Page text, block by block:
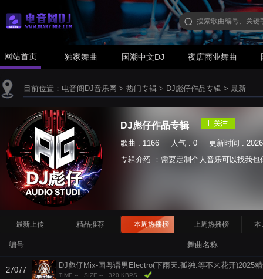
网站首页 独家舞曲 国潮中文DJ 夜店商业舞曲
目前位置： 电音阁DJ音乐网 > 热门专辑 > DJ彪仔作品专辑 > 最新
DJ彪仔作品专辑
歌曲 : 1166 人气 : 0 更新时间 :
专辑介绍 ：需要定制个人音乐可以找我
最新上传 精品推荐 本周热播榜 上周热播榜 本
编号 舞曲名称
27077
DJ彪仔Mix-国粤语男Electro(下雨天.孤独.等不来花开)2025
TIME -- SIZE -- 320 KBPS